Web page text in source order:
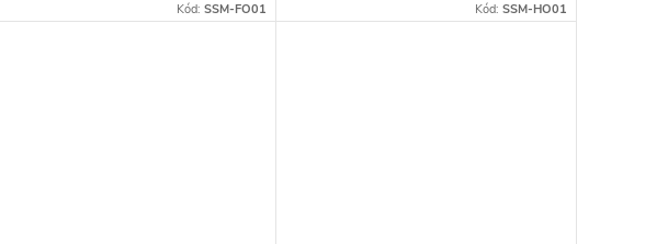
Kód: SSM-FO01 Kód: SSM-HO01